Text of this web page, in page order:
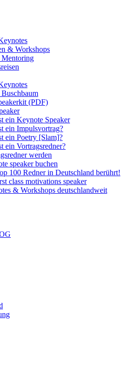
& Workshops
(PDF)
ein Keynote Speaker
ein Impulsvortrag?
ein Poetry [Slam]?
ein Vortragsredner?
werden
speaker buchen
100 Redner in Deutschland berührt!
class motivations speaker
& Workshops deutschlandweit